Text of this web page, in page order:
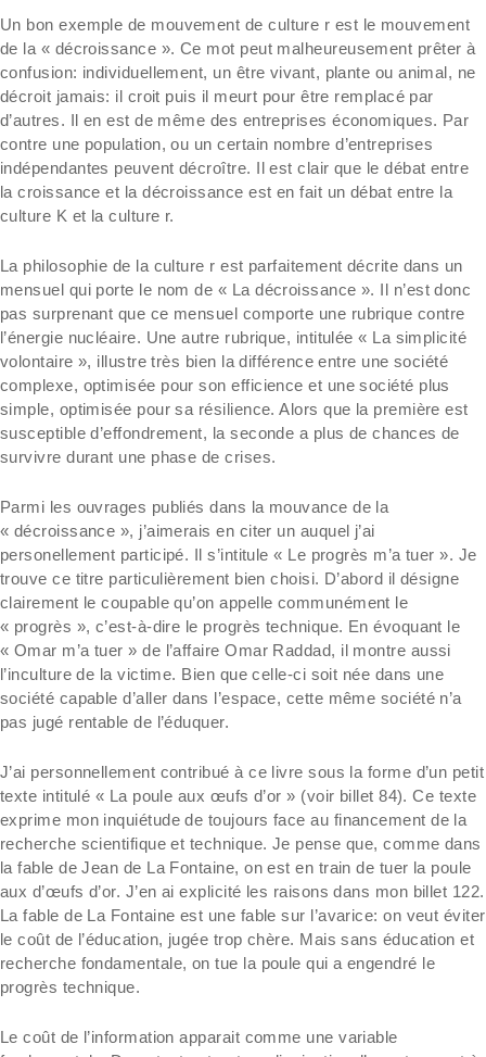
Un bon exemple de mouvement de culture r est le mouvement
de la « décroissance ». Ce mot peut malheureusement prêter à
confusion: individuellement, un être vivant, plante ou animal, ne
décroit jamais: il croit puis il meurt pour être remplacé par
d’autres. Il en est de même des entreprises économiques. Par
contre une population, ou un certain nombre d’entreprises
indépendantes peuvent décroître. Il est clair que le débat entre
la croissance et la décroissance est en fait un débat entre la
culture K et la culture r.
La philosophie de la culture r est parfaitement décrite dans un
mensuel qui porte le nom de « La décroissance ». Il n’est donc
pas surprenant que ce mensuel comporte une rubrique contre
l’énergie nucléaire. Une autre rubrique, intitulée « La simplicité
volontaire », illustre très bien la différence entre une société
complexe, optimisée pour son efficience et une société plus
simple, optimisée pour sa résilience. Alors que la première est
susceptible d’effondrement, la seconde a plus de chances de
survivre durant une phase de crises.
Parmi les ouvrages publiés dans la mouvance de la
« décroissance », j’aimerais en citer un auquel j’ai
personellement participé. Il s’intitule « Le progrès m’a tuer ». Je
trouve ce titre particulièrement bien choisi. D’abord il désigne
clairement le coupable qu’on appelle communément le
« progrès », c’est-à-dire le progrès technique. En évoquant le
« Omar m’a tuer » de l’affaire Omar Raddad, il montre aussi
l’inculture de la victime. Bien que celle-ci soit née dans une
société capable d’aller dans l’espace, cette même société n’a
pas jugé rentable de l’éduquer.
J’ai personnellement contribué à ce livre sous la forme d’un petit
texte intitulé « La poule aux œufs d’or » (voir billet 84). Ce texte
exprime mon inquiétude de toujours face au financement de la
recherche scientifique et technique. Je pense que, comme dans
la fable de Jean de La Fontaine, on est en train de tuer la poule
aux d’œufs d’or. J’en ai explicité les raisons dans mon billet 122.
La fable de La Fontaine est une fable sur l’avarice: on veut éviter
le coût de l’éducation, jugée trop chère. Mais sans éducation et
recherche fondamentale, on tue la poule qui a engendré le
progrès technique.
Le coût de l’information apparait comme une variable